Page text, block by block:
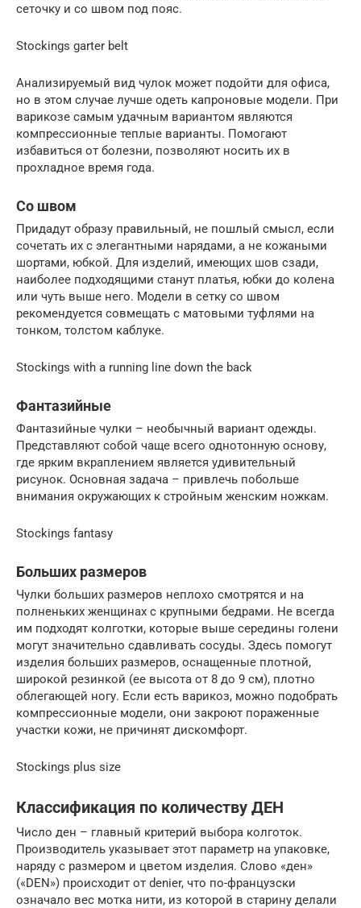
сеточку и со швом под пояс.
Stockings garter belt
Анализируемый вид чулок может подойти для офиса,
но в этом случае лучше одеть капроновые модели. При
варикозе самым удачным вариантом являются
компрессионные теплые варианты. Помогают
избавиться от болезни, позволяют носить их в
прохладное время года.
Со швом
Придадут образу правильный, не пошлый смысл, если
сочетать их с элегантными нарядами, а не кожаными
шортами, юбкой. Для изделий, имеющих шов сзади,
наиболее подходящими станут платья, юбки до колена
или чуть выше него. Модели в сетку со швом
рекомендуется совмещать с матовыми туфлями на
тонком, толстом каблуке.
Stockings with a running line down the back
Фантазийные
Фантазийные чулки – необычный вариант одежды.
Представляют собой чаще всего однотонную основу,
где ярким вкраплением является удивительный
рисунок. Основная задача – привлечь побольше
внимания окружающих к стройным женским ножкам.
Stockings fantasy
Больших размеров
Чулки больших размеров неплохо смотрятся и на
полненьких женщинах с крупными бедрами. Не всегда
им подходят колготки, которые выше середины голени
могут значительно сдавливать сосуды. Здесь помогут
изделия больших размеров, оснащенные плотной,
широкой резинкой (ее высота от 8 до 9 см), плотно
облегающей ногу. Если есть варикоз, можно подобрать
компрессионные модели, они закроют пораженные
участки кожи, не причинят дискомфорт.
Stockings plus size
Классификация по количеству ДЕН
Число ден – главный критерий выбора колготок.
Производитель указывает этот параметр на упаковке,
наряду с размером и цветом изделия. Слово «ден»
(«DEN») происходит от denier, что по-французски
означало вес мотка нити, из которой в старину делали